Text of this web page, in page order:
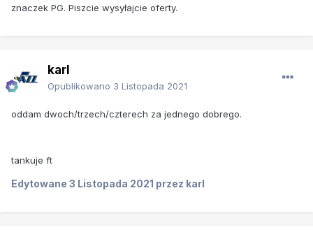
znaczek PG. Piszcie wysyłajcie oferty.
karl
Opublikowano 3 Listopada 2021
oddam dwoch/trzech/czterech za jednego dobrego.
tankuje ft
Edytowane 3 Listopada 2021 przez karl